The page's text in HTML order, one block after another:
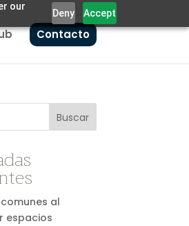
our
Deny Accept
Contacto
Buscar
al
espacios